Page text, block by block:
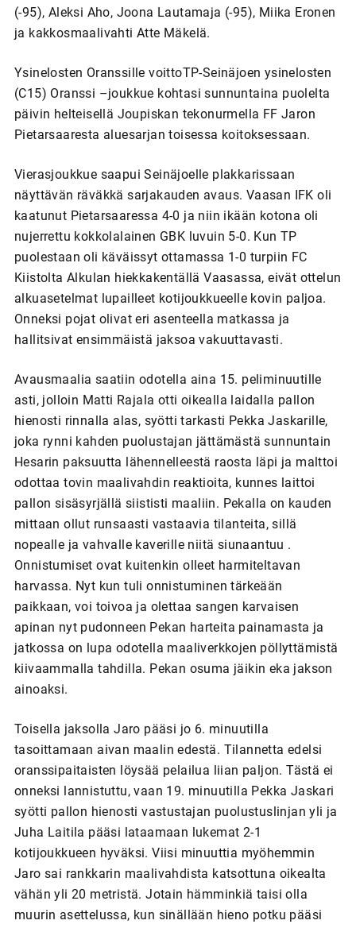
(-95), Aleksi Aho, Joona Lautamaja (-95), Miika Eronen
ja kakkosmaalivahti Atte Mäkelä.
Ysinelosten Oranssille voittoTP-Seinäjoen ysinelosten
(C15) Oranssi –joukkue kohtasi sunnuntaina puolelta
päivin helteisellä Joupiskan tekonurmella FF Jaron
Pietarsaaresta aluesarjan toisessa koitoksessaan.
Vierasjoukkue saapui Seinäjoelle plakkarissaan
näyttävän räväkkä sarjakauden avaus. Vaasan IFK oli
kaatunut Pietarsaaressa 4-0 ja niin ikään kotona oli
nujerrettu kokkolalainen GBK luvuin 5-0. Kun TP
puolestaan oli käväissyt ottamassa 1-0 turpiin FC
Kiistolta Alkulan hiekkakentällä Vaasassa, eivät ottelun
alkuasetelmat lupailleet kotijoukkueelle kovin paljoa.
Onneksi pojat olivat eri asenteella matkassa ja
hallitsivat ensimmäistä jaksoa vakuuttavasti.
Avausmaalia saatiin odotella aina 15. peliminuutille
asti, jolloin Matti Rajala otti oikealla laidalla pallon
hienosti rinnalla alas, syötti tarkasti Pekka Jaskarille,
joka rynni kahden puolustajan jättämästä sunnuntain
Hesarin paksuutta lähennelleestä raosta läpi ja malttoi
odottaa tovin maalivahdin reaktioita, kunnes laittoi
pallon sisäsyrjällä siististi maaliin. Pekalla on kauden
mittaan ollut runsaasti vastaavia tilanteita, sillä
nopealle ja vahvalle kaverille niitä siunaantuu .
Onnistumiset ovat kuitenkin olleet harmiteltavan
harvassa. Nyt kun tuli onnistuminen tärkeään
paikkaan, voi toivoa ja olettaa sangen karvaisen
apinan nyt pudonneen Pekan harteita painamasta ja
jatkossa on lupa odotella maaliverkkojen pöllyttämistä
kiivaammalla tahdilla. Pekan osuma jäikin eka jakson
ainoaksi.
Toisella jaksolla Jaro pääsi jo 6. minuutilla
tasoittamaan aivan maalin edestä. Tilannetta edelsi
oranssipaitaisten löysää pelailua liian paljon. Tästä ei
onneksi lannistuttu, vaan 19. minuutilla Pekka Jaskari
syötti pallon hienosti vastustajan puolustuslinjan yli ja
Juha Laitila pääsi lataamaan lukemat 2-1
kotijoukkueen hyväksi. Viisi minuuttia myöhemmin
Jaro sai rankkarin maalivahdista katsottuna oikealta
vähän yli 20 metristä. Jotain hämminkiä taisi olla
muurin asettelussa, kun sinällään hieno potku pääsi